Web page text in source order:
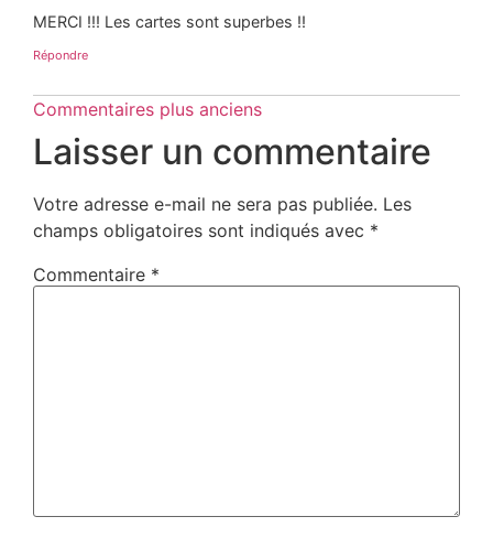
MERCI !!! Les cartes sont superbes !!
Répondre
Commentaires plus anciens
Laisser un commentaire
Votre adresse e-mail ne sera pas publiée. Les
champs obligatoires sont indiqués avec *
Commentaire *